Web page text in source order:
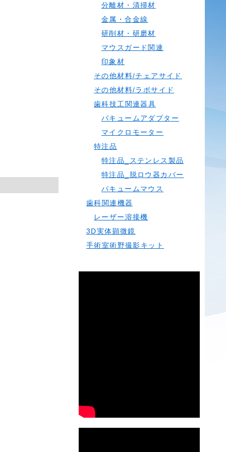
分離材・清掃材
金属・合金線
研削材・研磨材
マウスガード関連
印象材
その他材料/チェアサイド
その他材料/ラボサイド
歯科技工関連器具
バキュームアダプター
マイクロモーター
特注品
特注品_ステンレス製品
特注品_脱ロウ器カバー
バキュームマウス
歯科関連機器
レーザー溶接機
3D実体顕微鏡
手術室術野撮影キット